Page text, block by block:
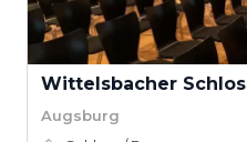
Wittelsbacher
Augsburg